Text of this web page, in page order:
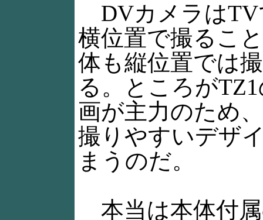
DVカメラはTV
横位置で撮るこ
体も縦位置では
る。ところが
画が主力のため
撮りやすいデザ
まうのだ。
本当は本体付